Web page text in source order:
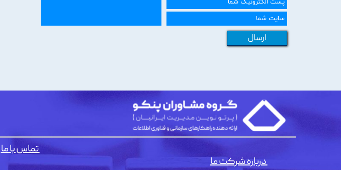
ارسال
تماس با ما
درباره شرکت ما